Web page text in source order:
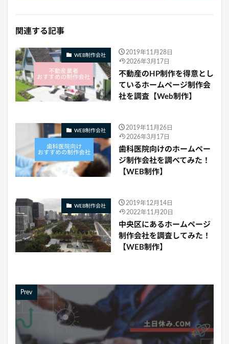
関連する記事
WEB制作会社
2019年11月28日
2026年3月17日
不動産のHP制作を得意とし
ているホームページ制作会
社を調査【Web制作】
WEB制作会社
2019年11月26日
2026年3月17日
歯科医院向けのホームペー
ジ制作会社を調べてみた！
【WEB制作】
WEB制作会社
2019年12月14日
2022年11月20日
中央区にあるホームページ
制作会社を調査してみた！
【WEB制作】
Prev